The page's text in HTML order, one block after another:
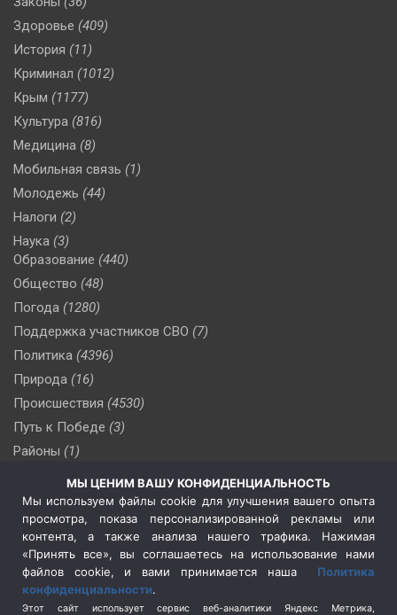
Здоровье (409)
История (11)
Криминал (1012)
Крым (1177)
Культура (816)
Медицина (8)
Мобильная связь (1)
Молодежь (44)
Налоги (2)
Наука (3)
Образование (440)
Общество (48)
Погода (1280)
Поддержка участников СВО (7)
Политика (4396)
Природа (16)
Происшествия (4530)
Путь к Победе (3)
Районы (1)
(510)
Сельское хозяйство (3)
Социальная политика
(3)
Спецоперация в Украине
Спецоперация на Украине
(404)
Спорт (740)
МЫ ЦЕНИМ ВАШУ КОНФИДЕНЦИАЛЬНОСТЬ
Мы используем файлы cookie для улучшения вашего опыта
просмотра, показа персонализированной рекламы или
контента, а также анализа нашего трафика. Нажимая
«Принять все», вы соглашаетесь на использование нами
файлов cookie, и вами принимается наша Политика
конфиденциальности.
Этот сайт использует сервис веб-аналитики Яндекс Метрика,